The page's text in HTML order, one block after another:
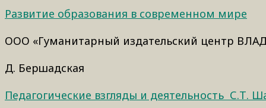
Развитие образования в современном мире
ООО «Гуманитарный издательский центр
Д. Бершадская
Педагогические взгляды и деятельность С.Т.